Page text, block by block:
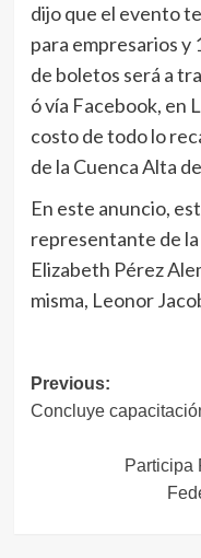
dijo que el evento
para empresarios y
de boletos será a
ó vía Facebook, en
costo de todo lo
de la Cuenca Alta
En este anuncio,
representante de
Elizabeth Pérez
misma, Leonor
Navegación
de
entradas
Previous:
Concluye
Participa